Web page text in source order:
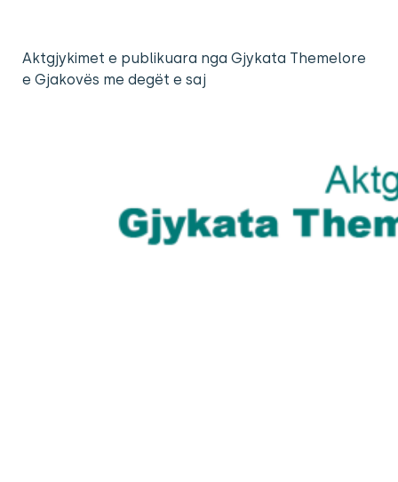
Aktgjykimet e publikuara nga Gjykata Themelore
e Gjakovës me degët e saj